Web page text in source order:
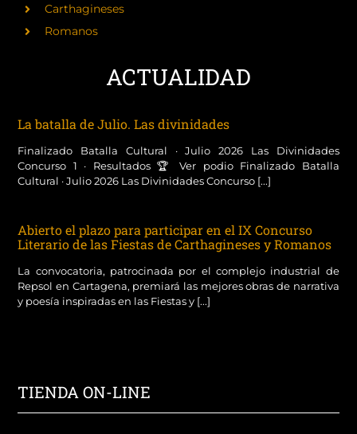
Carthagineses
Romanos
ACTUALIDAD
La batalla de Julio. Las divinidades
Finalizado Batalla Cultural · Julio 2026 Las Divinidades
Concurso 1 · Resultados 🏆 Ver podio Finalizado Batalla
Cultural · Julio 2026 Las Divinidades Concurso [...]
Abierto el plazo para participar en el IX Concurso
Literario de las Fiestas de Carthagineses y Romanos
La convocatoria, patrocinada por el complejo industrial de
Repsol en Cartagena, premiará las mejores obras de narrativa
y poesía inspiradas en las Fiestas y [...]
TIENDA ON-LINE